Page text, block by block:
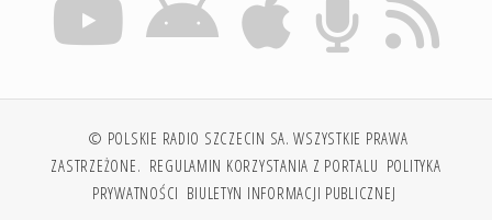
© POLSKIE RADIO SZCZECIN SA. WSZYSTKIE PRAWA
ZASTRZEŻONE. REGULAMIN KORZYSTANIA Z PORTALU POLITYKA
PRYWATNOŚCI BIULETYN INFORMACJI PUBLICZNEJ